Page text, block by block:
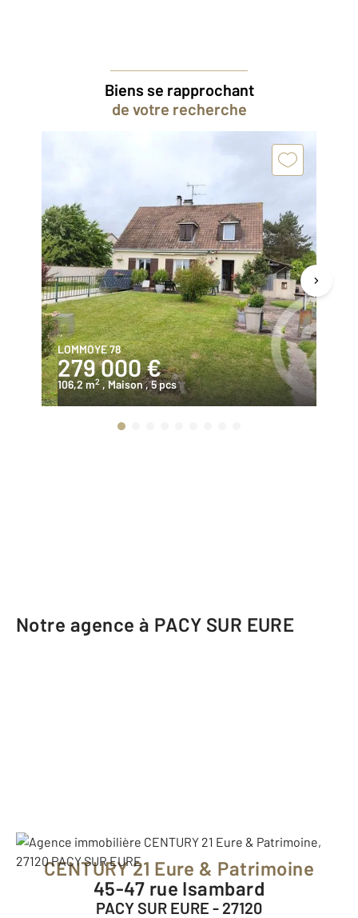
Biens se rapprochant
de votre recherche
LOMMOYE 78
279 000 €
106,2 m2 , Maison, 5 pcs
Notre agence à PACY SUR EURE
CENTURY 21 Eure & Patrimoine
45-47 rue Isambard
PACY SUR EURE - 27120